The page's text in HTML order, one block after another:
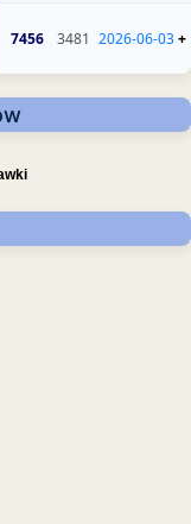
7456 3481 2026-06-03+